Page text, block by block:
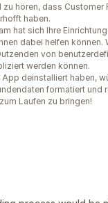
zu hören, dass
haben.
hat sich Ihre
dabei helfen können.
von
werden können.
deinstalliert haben,
formatiert und
Laufen zu bringen!